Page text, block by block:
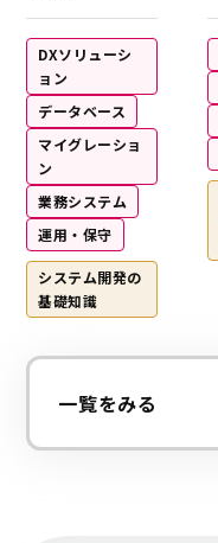
DXソリューシ
ョン
データベース
マイグレーショ
ン
業務システム
運用・保守
システム開発の
基礎知識
一覧をみる